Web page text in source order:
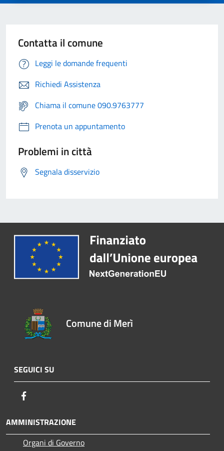
Contatta il comune
Leggi le domande frequenti
Richiedi Assistenza
Chiama il comune 090.9763777
Prenota un appuntamento
Problemi in città
Segnala disservizio
Comune di Merì
SEGUICI SU
AMMINISTRAZIONE
Organi di Governo